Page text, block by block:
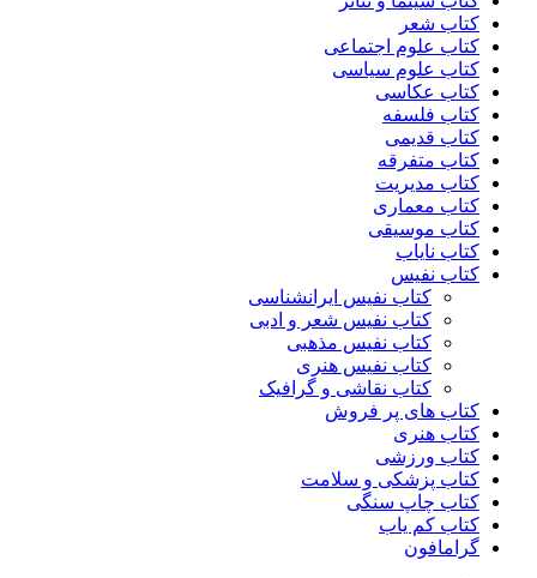
کتاب شعر
کتاب علوم اجتماعی
کتاب علوم سیاسی
کتاب عکاسی
کتاب فلسفه
کتاب قدیمی
کتاب متفرقه
کتاب مدیریت
کتاب معماری
کتاب موسیقی
کتاب نایاب
کتاب نفیس
کتاب نفیس ایرانشناسی
کتاب نفیس شعر و ادبی
کتاب نفیس مذهبی
کتاب نفیس هنری
کتاب نقاشی و گرافیک
کتاب های پر فروش
کتاب هنری
کتاب ورزشی
کتاب پزشکی و سلامت
کتاب چاپ سنگی
کتاب کم یاب
گرامافون